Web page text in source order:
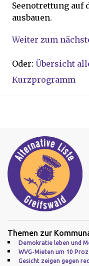
Seenotrettung auf
ausbauen.
Weiter zum
Oder: Übersicht
Kurzprogramm
Themen zur
Demokratie leben und
WVG-Mieten um 10
Gesicht zeigen gegen